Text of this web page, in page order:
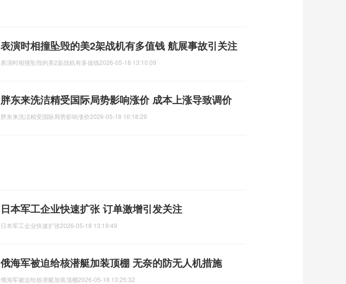
表演时相撞坠毁的美2架战机有多值钱 航展事故引关注
表演时相撞坠毁的美2架战机有多值钱2026-05-18 13:10:09
胖东来洗洁精受国际局势影响涨价 成本上涨导致调价
胖东来洗洁精受国际局势影响涨价2026-05-18 16:18:29
日本军工企业快速扩张 订单激增引发关注
日本军工企业快速扩张2026-05-18 13:19:49
俄海军被迫给核潜艇加装顶棚 无奈的防无人机措施
俄海军被迫给核潜艇加装顶棚2026-05-18 13:25:32